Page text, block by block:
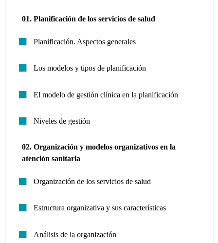
01. Planificación de los servicios de salud
Planificación. Aspectos generales
Los modelos y tipos de planificación
El modelo de gestión clínica en la planificación
Niveles de gestión
02. Organización y modelos organizativos en la
atención sanitaria
Organización de los servicios de salud
Estructura organizativa y sus características
Análisis de la organización